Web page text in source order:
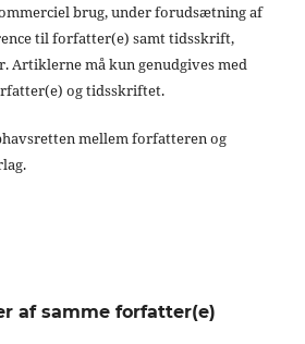
brug, under forudsætning af
til forfatter(e) samt tidsskrift,
Artiklerne må kun genudgives med
og tidsskriftet.
mellem forfatteren og
af samme forfatter(e)